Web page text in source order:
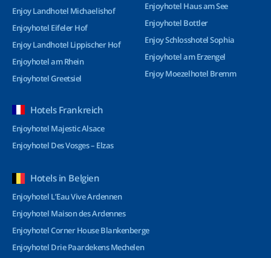
Enjoy Landhotel Michaelishof
Enjoyhotel Eifeler Hof
Enjoy Landhotel Lippischer Hof
Enjoyhotel am Rhein
Enjoyhotel Greetsiel
Enjoyhotel Haus am See
Enjoyhotel Bottler
Enjoy Schlosshotel Sophia
Enjoyhotel am Erzengel
Enjoy Moezelhotel Bremm
Hotels Frankreich
Enjoyhotel Majestic Alsace
Enjoyhotel Des Vosges – Elzas
Hotels in Belgien
Enjoyhotel L’Eau Vive Ardennen
Enjoyhotel Maison des Ardennes
Enjoyhotel Corner House Blankenberge
Enjoyhotel Drie Paardekens Mechelen